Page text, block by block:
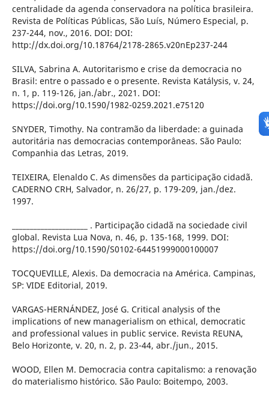
centralidade da agenda conservadora na política brasileira.
Revista de Políticas Públicas, São Luís, Número Especial, p.
237-244, nov., 2016. DOI: DOI:
http://dx.doi.org/10.18764/2178-2865.v20nEp237-244
SILVA, Sabrina A. Autoritarismo e crise da democracia no
Brasil: entre o passado e o presente. Revista Katálysis, v. 24,
n. 1, p. 119-126, jan./abr., 2021. DOI:
https://doi.org/10.1590/1982-0259.2021.e75120
SNYDER, Timothy. Na contramão da liberdade: a guinada
autoritária nas democracias contemporâneas. São Paulo:
Companhia das Letras, 2019.
TEIXEIRA, Elenaldo C. As dimensões da participação cidadã.
CADERNO CRH, Salvador, n. 26/27, p. 179-209, jan./dez.
1997.
_____________________ . Participação cidadã na sociedade civil
global. Revista Lua Nova, n. 46, p. 135-168, 1999. DOI:
https://doi.org/10.1590/S0102-64451999000100007
TOCQUEVILLE, Alexis. Da democracia na América. Campinas,
SP: VIDE Editorial, 2019.
VARGAS-HERNÁNDEZ, José G. Critical analysis of the
implications of new managerialism on ethical, democratic
and professional values in public service. Revista REUNA,
Belo Horizonte, v. 20, n. 2, p. 23-44, abr./jun., 2015.
WOOD, Ellen M. Democracia contra capitalismo: a renovação
do materialismo histórico. São Paulo: Boitempo, 2003.